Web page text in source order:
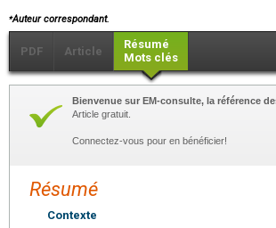
⁎Auteur correspondant.
PDF Article
Résumé
Mots clés
Bienvenue sur EM-consulte, la référence
Article gratuit.
Connectez-vous pour en bénéficier!
Résumé
Contexte